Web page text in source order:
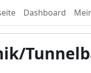
Dashboard